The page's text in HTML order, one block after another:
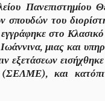
Πανεπιστημίου
σπουδών του
στο
μιας και
εξετάσεων
και